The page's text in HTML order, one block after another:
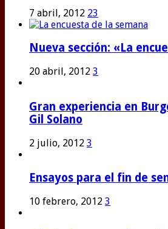
7 abril, 2012 23
Nueva sección: «La
20 abril, 2012 3
Gran experiencia en
Gil Solano
2 julio, 2012 3
Ensayos para el fin de
10 febrero, 2012 3